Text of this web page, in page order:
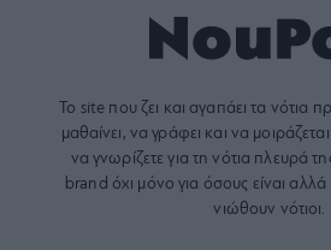
Το site που ζει και αγαπάει τα νότια
μαθαίνει, να γράφει και να
να γνωρίζετε για τη νότια πλευρά
brand όχι μόνο για όσους είναι αλλά
νιώθουν νότιοι.